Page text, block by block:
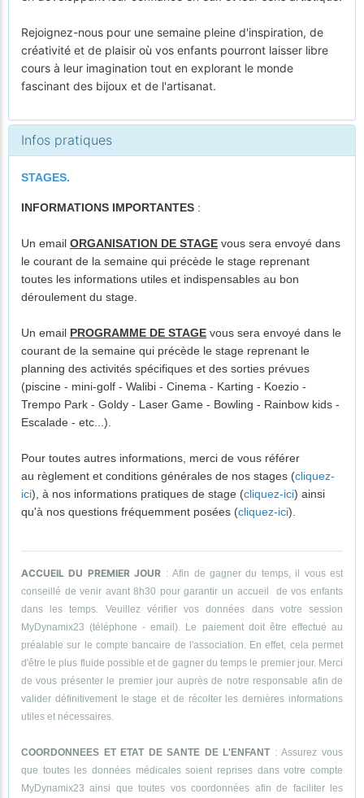
Rejoignez-nous pour une semaine pleine d'inspiration, de
créativité et de plaisir où vos enfants pourront laisser libre
cours à leur imagination tout en explorant le monde
fascinant des bijoux et de l'artisanat.
Infos pratiques
STAGES.
INFORMATIONS IMPORTANTES :
Un email ORGANISATION DE STAGE vous sera envoyé dans
le courant de la semaine qui précède le stage reprenant
toutes les informations utiles et indispensables au bon
déroulement du stage.
Un email PROGRAMME DE STAGE vous sera envoyé dans le
courant de la semaine qui précède le stage reprenant le
planning des activités spécifiques et des sorties prévues
(piscine - mini-golf - Walibi - Cinema - Karting - Koezio -
Trempo Park - Goldy - Laser Game - Bowling - Rainbow kids -
Escalade - etc...).
Pour toutes autres informations, merci de vous référer
au règlement et conditions générales de nos stages (cliquez-
ici), à nos informations pratiques de stage (cliquez-ici) ainsi
qu'à nos questions fréquemment posées (cliquez-ici).
ACCUEIL DU PREMIER JOUR : Afin de gagner du temps, il vous est
conseillé de venir avant 8h30 pour garantir un accueil de vos enfants
dans les temps. Veuillez vérifier vos données dans votre session
MyDynamix23 (téléphone - email). Le paiement doit être effectué au
préalable sur le compte bancaire de l'association. En effet, cela permet
d'être le plus fluide possible et de gagner du temps le premier jour. Merci
de vous présenter le premier jour auprès de notre responsable afin de
valider définitivement le stage et de récolter les dernières informations
utiles et nécessaires.
COORDONNEES ET ETAT DE SANTE DE L'ENFANT: Assurez vous
que toutes les données médicales soient reprises dans votre compte
MyDynamix23 ainsi que toutes vos coordonnées afin de faciliter les